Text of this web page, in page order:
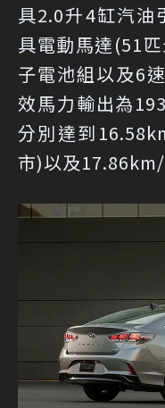
具2.0升4缸汽油
具電動馬達(51
子電池組以及6
效馬力輸出為
分別達到
市)以及